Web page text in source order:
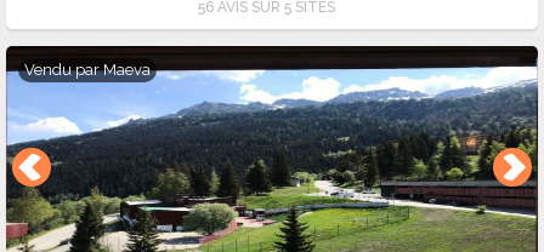
56 AVIS SUR 5 SITES
Vendu parMaeva